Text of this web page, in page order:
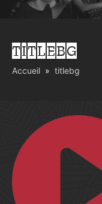
TITLEBG
Accueil titlebg